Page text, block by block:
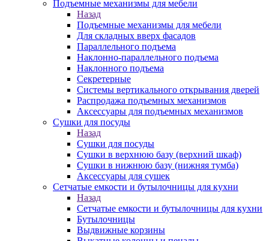
Подъемные механизмы для мебели
Назад
Подъемные механизмы для мебели
Для складных вверх фасадов
Параллельного подъема
Наклонно-параллельного подъема
Наклонного подъема
Секретерные
Системы вертикального открывания дверей
Распродажа подъемных механизмов
Аксессуары для подъемных механизмов
Сушки для посуды
Назад
Сушки для посуды
Сушки в верхнюю базу (верхний шкаф)
Сушки в нижнюю базу (нижняя тумба)
Аксессуары для сушек
Сетчатые емкости и бутылочницы для кухни
Назад
Сетчатые емкости и бутылочницы для кухни
Бутылочницы
Выдвижные корзины